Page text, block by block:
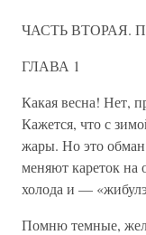
ЧАСТЬ ВТОРАЯ.
ГЛАВА 1
Какая весна! Нет,
Кажется, что с
жары. Но это
меняют кареток на
холода и —
Помню темные,